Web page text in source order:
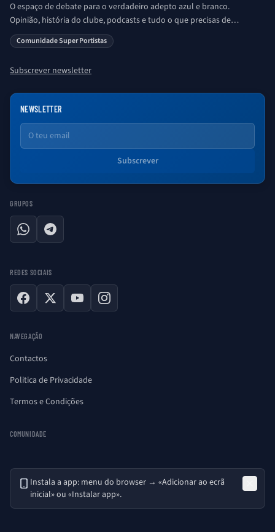
O espaço de debate para o verdadeiro adepto azul e branco.
Opinião, história do clube, podcasts e tudo o que precisas de
saber sobre o universo Porto. Ser Porto é aqui!
Comunidade Super Portistas
Subscrever newsletter
NEWSLETTER
Email
Subscrever
GRUPOS
WhatsAppTelegram
REDES SOCIAIS
Facebook
X YouTubeInstagram
NAVEGAÇÃO
Contactos
Politica de Privacidade
Termos e Condições
COMUNIDADE
Instala a app: menu do browser → «Adicionar ao ecrã
inicial» ou «Instalar app».